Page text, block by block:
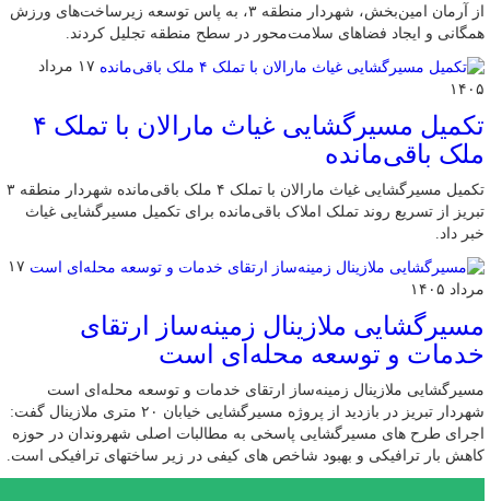
از آرمان امین‌بخش، شهردار منطقه ۳، به پاس توسعه زیرساخت‌های ورزش
همگانی و ایجاد فضاهای سلامت‌محور در سطح منطقه تجلیل کردند.
۱۷ مرداد
۱۴۰۵
تکمیل مسیرگشایی غیاث مارالان با تملک ۴
ملک باقی‌مانده
تکمیل مسیرگشایی غیاث مارالان با تملک ۴ ملک باقی‌مانده شهردار منطقه ۳
تبریز از تسریع روند تملک املاک باقی‌مانده برای تکمیل مسیرگشایی غیاث
خبر داد.
۱۷
مرداد ۱۴۰۵
مسیرگشایی ملازینال زمینه‌ساز ارتقای
خدمات و توسعه محله‌ای است
مسیرگشایی ملازینال زمینه‌ساز ارتقای خدمات و توسعه محله‌ای است
شهردار تبریز در بازدید از پروژه مسیرگشایی خیابان ۲۰ متری ملازینال گفت:
اجرای طرح های مسیرگشایی پاسخی به مطالبات اصلی شهروندان در حوزه
کاهش بار ترافیکی و بهبود شاخص های کیفی در زیر ساختهای ترافیکی است.